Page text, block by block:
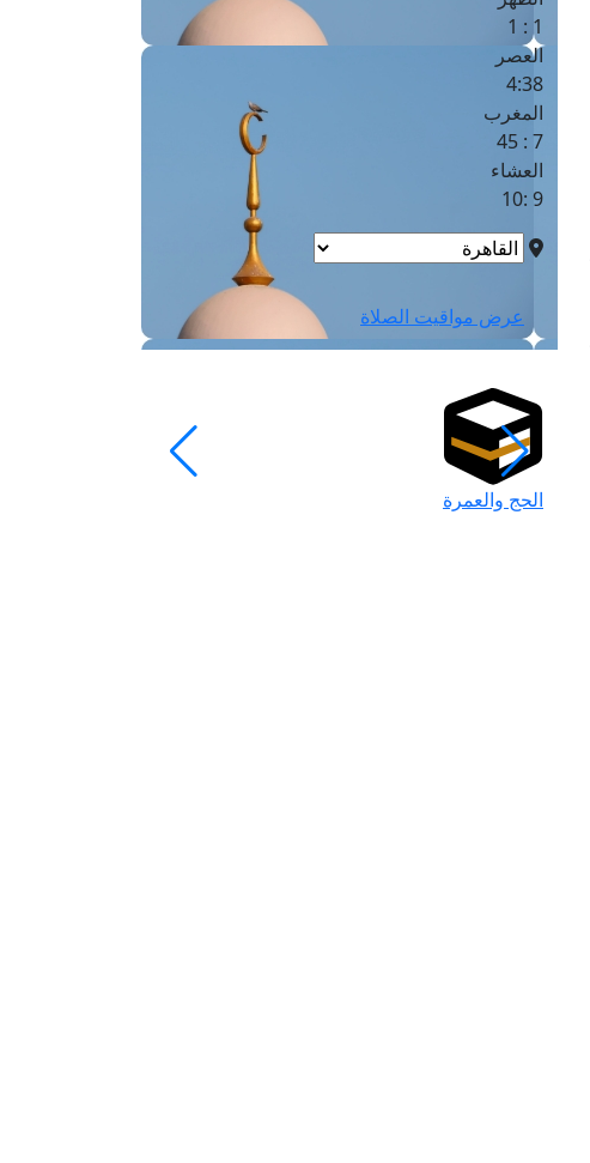
1 : 1
العصر
4:38
المغرب
7 : 45
العشاء
9 :10
عرض مواقيت الصلاة
الحج والعمرة